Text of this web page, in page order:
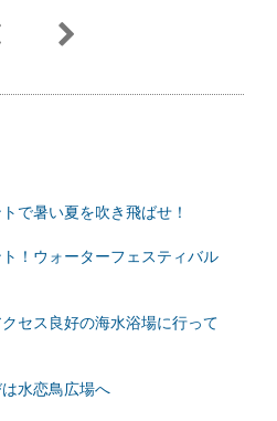
で暑い夏を吹き飛ばせ！
ト！ウォーターフェスティバル
クセス良好の海水浴場に行って
は水恋鳥広場へ